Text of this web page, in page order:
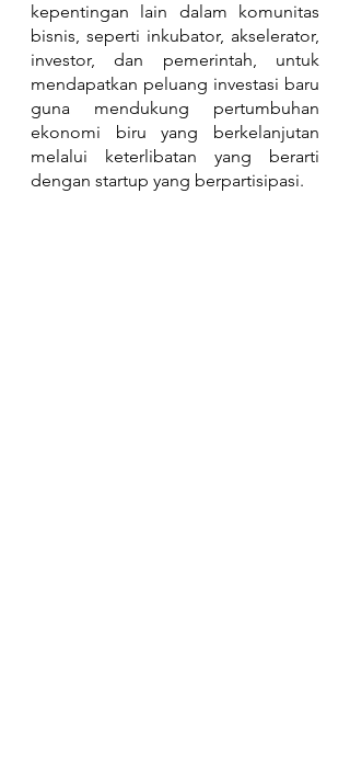
kepentingan lain dalam komunitas
bisnis, seperti inkubator, akselerator,
investor, dan pemerintah, untuk
mendapatkan peluang investasi baru
guna mendukung pertumbuhan
ekonomi biru yang berkelanjutan
melalui keterlibatan yang berarti
dengan startup yang berpartisipasi.